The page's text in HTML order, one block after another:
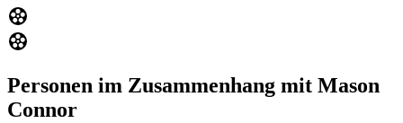
Personen im Zusammenhang mit Mason
Connor